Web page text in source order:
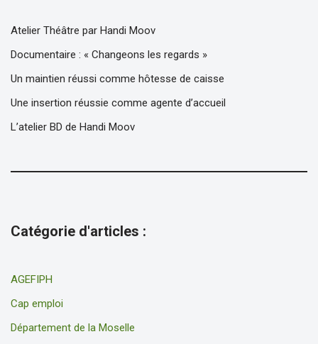
Atelier Théâtre par Handi Moov
Documentaire : « Changeons les regards »
Un maintien réussi comme hôtesse de caisse
Une insertion réussie comme agente d’accueil
L’atelier BD de Handi Moov
Catégorie d'articles :
AGEFIPH
Cap emploi
Département de la Moselle